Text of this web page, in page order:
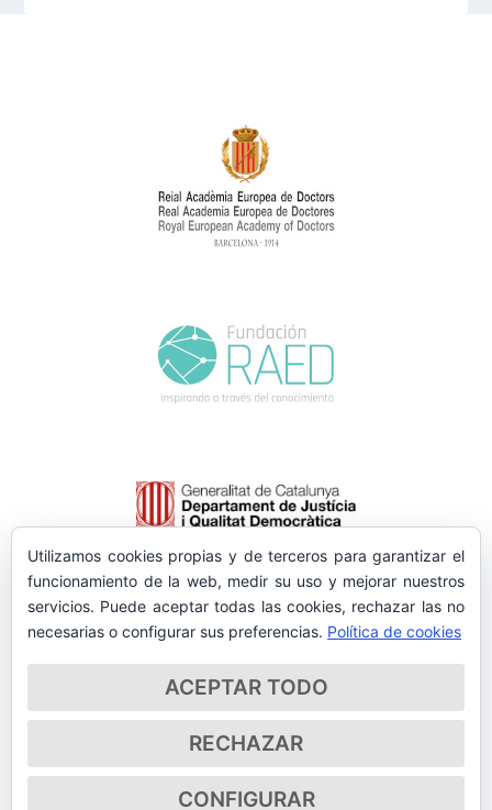
Utilizamos cookies propias y de terceros para garantizar el
funcionamiento de la web, medir su uso y mejorar nuestros
servicios. Puede aceptar todas las cookies, rechazar las no
necesarias o configurar sus preferencias. Política de cookies
ACEPTAR TODO
RECHAZAR
CONFIGURAR